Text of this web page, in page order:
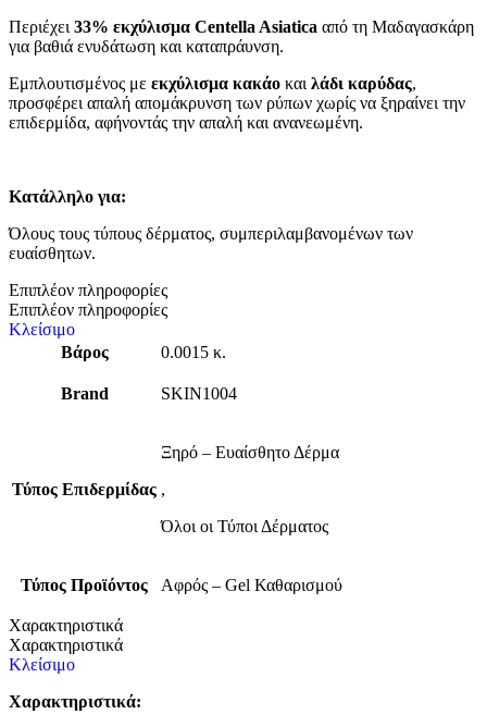
Περιέχει 33% εκχύλισμα Centella Asiatica από τη Μαδαγασκάρη
για βαθιά ενυδάτωση και καταπράυνση.
Εμπλουτισμένος με εκχύλισμα κακάο και λάδι καρύδας,
προσφέρει απαλή απομάκρυνση των ρύπων χωρίς να ξηραίνει την
επιδερμίδα, αφήνοντάς την απαλή και ανανεωμένη.
Κατάλληλο για:
Όλους τους τύπους δέρματος, συμπεριλαμβανομένων των
ευαίσθητων.
Επιπλέον πληροφορίες
Επιπλέον πληροφορίες
Κλείσιμο
Βάρος
0.0015 κ.
Brand SKIN1004
Τύπος Επιδερμίδας
Ξηρό – Ευαίσθητο Δέρμα
,
Όλοι οι Τύποι Δέρματος
Τύπος Προϊόντος Αφρός – Gel Καθαρισμού
Χαρακτηριστικά
Χαρακτηριστικά
Κλείσιμο
Χαρακτηριστικά: